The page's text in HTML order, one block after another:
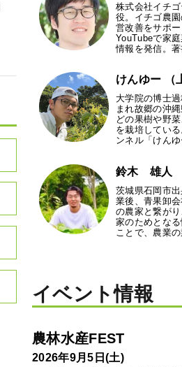
株式会社イチ
役。イチゴ農
営改善をサポー
YouTubeで家
情報を発信。
けんゆー （
大学院の博士
まれ故郷の沖
どの果樹や野
を栽培してい
ンネル「けん
鈴木 雄人
茨城県石岡市
業後、青果卸
の農家と繋が
家のためとな
ことで、農業
イベント情報
農林水産FEST
2026年9月5日(土)